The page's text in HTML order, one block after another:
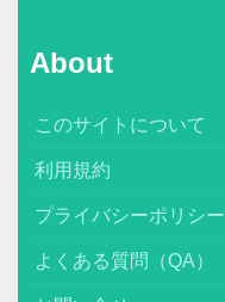
About
このサイトについて
利用規約
プライバシーポリシー
よくある質問（QA）